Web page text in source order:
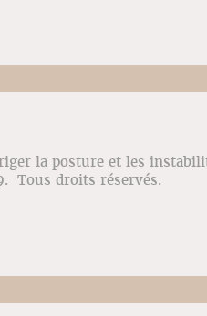
la posture et les
Tous droits réservés.